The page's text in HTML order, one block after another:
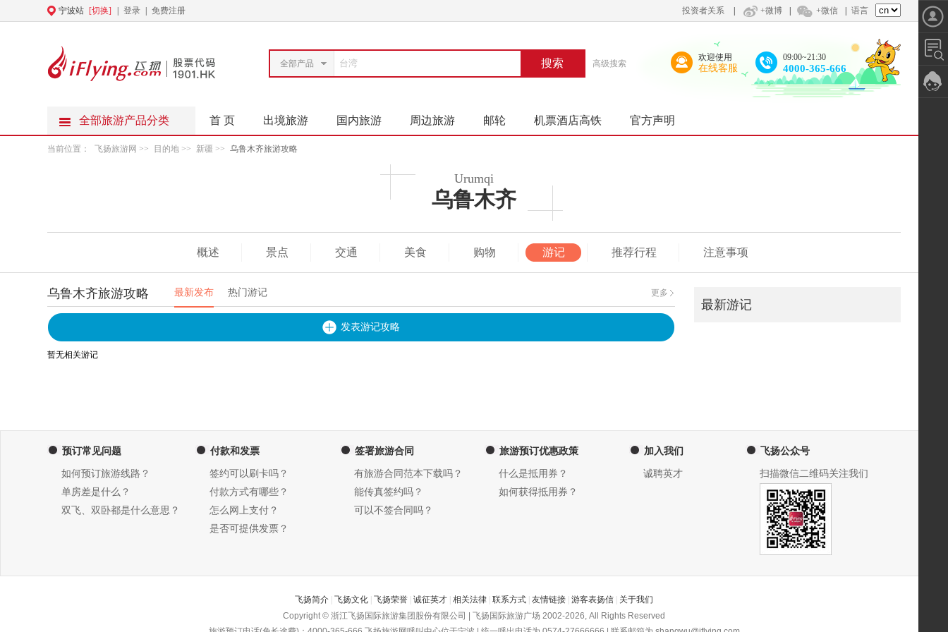
宁波站 [切换] 登录 免费注册 投资者关系 +微博 +微信 语言
全部产品 搜索 高级搜索
欢迎使用
在线客服
09:00~21:30
4000-365-666
全部旅游产品分类 首 页 出境旅游 国内旅游 周边旅游 邮轮 机票酒店高铁 官方声明
当前位置： 飞扬旅游网 >> 目的地 >> 新疆 >> 乌鲁木齐旅游攻略
Urumqi
乌鲁木齐
概述 景点 交通 美食 购物 游记 推荐行程 注意事项
乌鲁木齐旅游攻略 最新发布 热门游记 更多
发表游记攻略
暂无相关游记
最新游记
预订常见问题
如何预订旅游线路？
单房差是什么？
双飞、双卧都是什么意思？
付款和发票
签约可以刷卡吗？
付款方式有哪些？
怎么网上支付？
是否可提供发票？
签署旅游合同
有旅游合同范本下载吗？
能传真签约吗？
可以不签合同吗？
旅游预订优惠政策
什么是抵用券？
如何获得抵用券？
加入我们
诚聘英才
飞扬公众号
扫描微信二维码关注我们
飞扬简介 飞扬文化 飞扬荣誉 诚征英才 相关法律 联系方式 友情链接 游客表扬信
关于我们
Copyright © 浙江飞扬国际旅游集团股份有限公司 | 飞扬国际旅游广场 2002-2026, All Rights Reserved